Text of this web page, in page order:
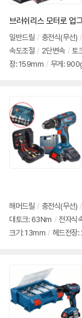
브러쉬리스 모터로 업
일반드릴 / 충전식(무선) /
속도조절 / 2단변속 / 토
장: 159mm / 무게:
해머드릴 / 충전식(무선) /
대토크: 63Nm / 전자식
크기: 13mm / 헤드전장